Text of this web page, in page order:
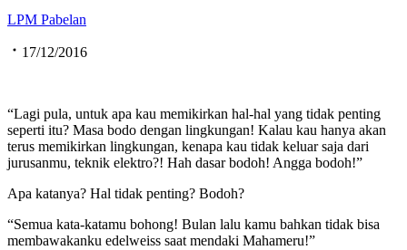
LPM Pabelan
17/12/2016
“Lagi pula, untuk apa kau memikirkan hal-hal yang tidak penting
seperti itu? Masa bodo dengan lingkungan! Kalau kau hanya akan
terus memikirkan lingkungan, kenapa kau tidak keluar saja dari
jurusanmu, teknik elektro?! Hah dasar bodoh! Angga bodoh!”
Apa katanya? Hal tidak penting? Bodoh?
“Semua kata-katamu bohong! Bulan lalu kamu bahkan tidak bisa
membawakanku edelweiss saat mendaki Mahameru!”